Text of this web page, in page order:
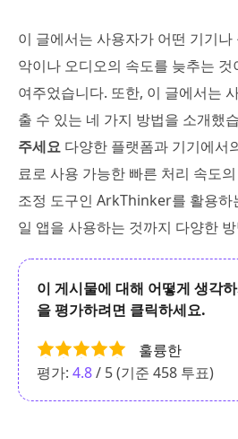
이 글에서는 사용자가 어떤 기기
악이나 오디오의 속도를 늦추는
여주었습니다. 또한, 이 글에서는
출 수 있는 네 가지 방법을 소개했
주세요 다양한 플랫폼과 기기에서
료로 사용 가능한 빠른 처리 속도
조정 도구인 ArkThinker를 활용하
일 앱을 사용하는 것까지 다양한
이 게시물에 대해 어떻게 생각
을 평가하려면 클릭하세요.
훌륭한
평가: 4.8/ 5 (기준 458 투표)